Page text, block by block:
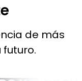
de más
futuro.